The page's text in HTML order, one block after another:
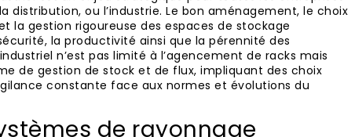
distribution, ou l’industrie. Le bon aménagement, le choix
la gestion rigoureuse des espaces de stockage
la productivité ainsi que la pérennité des
n’est pas limité à l’agencement de racks mais
de gestion de stock et de flux, impliquant des choix
constante face aux normes et évolutions du
de rayonnage